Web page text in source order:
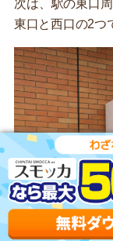
次は、駅の東口
東口と西口の2つ